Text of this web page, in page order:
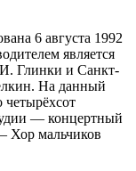
6 августа 1992
является
Глинки и Санкт-
На данный
четырёхсот
— концертный
Хор мальчиков